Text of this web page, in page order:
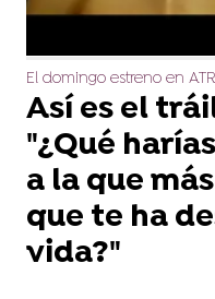
El domingo estreno en
Así es el
"¿Qué
a la que
que te ha
vida?"